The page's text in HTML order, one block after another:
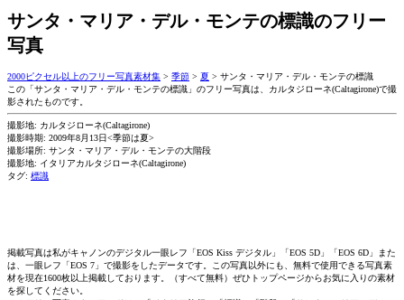
サンタ・マリア・デル・モンテの標識のフリー
写真
2000ピクセル以上のフリー写真素材集 > 季節 > 夏 > サンタ・マリア・デル・モンテの標識
この「サンタ・マリア・デル・モンテの標識」のフリー写真は、カルタジローネ(Caltagirone)で撮
影されたものです。
撮影地: カルタジローネ(Caltagirone)
撮影時期: 2009年8月13日<季節は夏>
撮影場所: サンタ・マリア・デル・モンテの大階段
撮影地: イタリアカルタジローネ(Caltagirone)
タグ: 標識
掲載写真は私がキャノンのデジタル一眼レフ「EOS Kiss デジタル」「EOS 5D」「EOS 6D」また
は、一眼レフ「EOS 7」で撮影をしたデータです。この写真以外にも、無料で使用できる写真素
材を現在1600枚以上掲載しております。（すべて無料）ぜひトップページからお気に入りの素材
を探してください。